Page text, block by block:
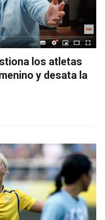
los atletas
y desata la